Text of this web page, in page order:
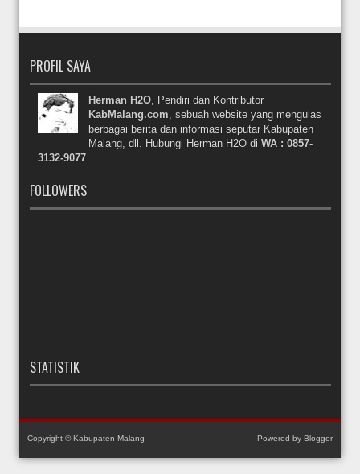
PROFIL SAYA
Herman H2O, Pendiri dan Kontributor
KabMalang.com , sebuah website yang mengulas
berbagai berita dan informasi seputar Kabupaten
Malang, dll. Hubungi Herman H2O di WA : 0857-
3132-9077
FOLLOWERS
STATISTIK
Copyright ©Kabupaten Malang Powered by Blogger